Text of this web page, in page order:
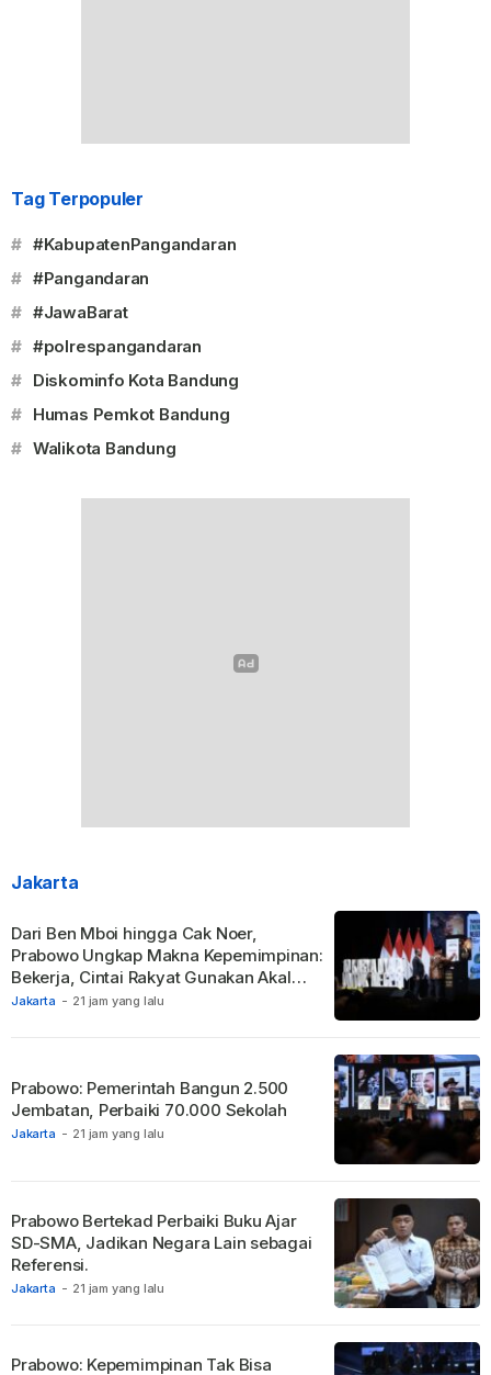
Tag Terpopuler
# #KabupatenPangandaran
# #Pangandaran
# #JawaBarat
# #polrespangandaran
# Diskominfo Kota Bandung
# Humas Pemkot Bandung
# Walikota Bandung
Jakarta
Jakarta - 21 jam yang lalu
Dari Ben Mboi hingga Cak Noer,
Prabowo Ungkap Makna Kepemimpinan:
Bekerja, Cintai Rakyat Gunakan Akal
Sehat.
Jakarta - 21 jam yang lalu
Prabowo: Pemerintah Bangun 2.500
Jembatan, Perbaiki 70.000 Sekolah
Jakarta - 21 jam yang lalu
Prabowo Bertekad Perbaiki Buku Ajar
SD-SMA, Jadikan Negara Lain sebagai
Referensi.
Prabowo: Kepemimpinan Tak Bisa